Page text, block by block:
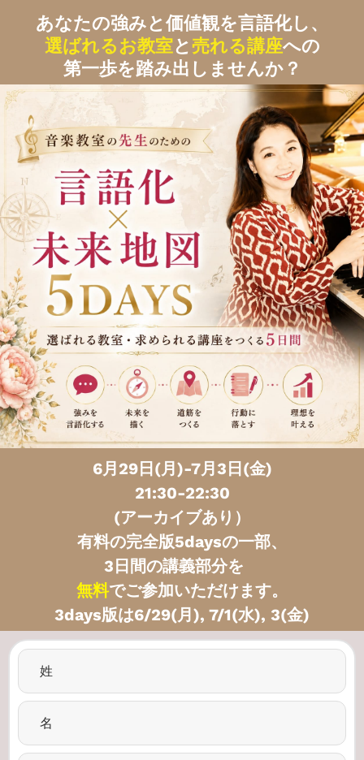
あなたの強みと価値観を言語化し、
選ばれるお教室と 売れる講座への
第一歩を踏み出しませんか？
6月29日(月)-7月3日(金)
21:30-22:30
(アーカイブあり）
有料の完全版5daysの一部、
3日間の講義部分を
無料でご参加いただけます。
3days版は6/29(月), 7/1(水), 3(金)